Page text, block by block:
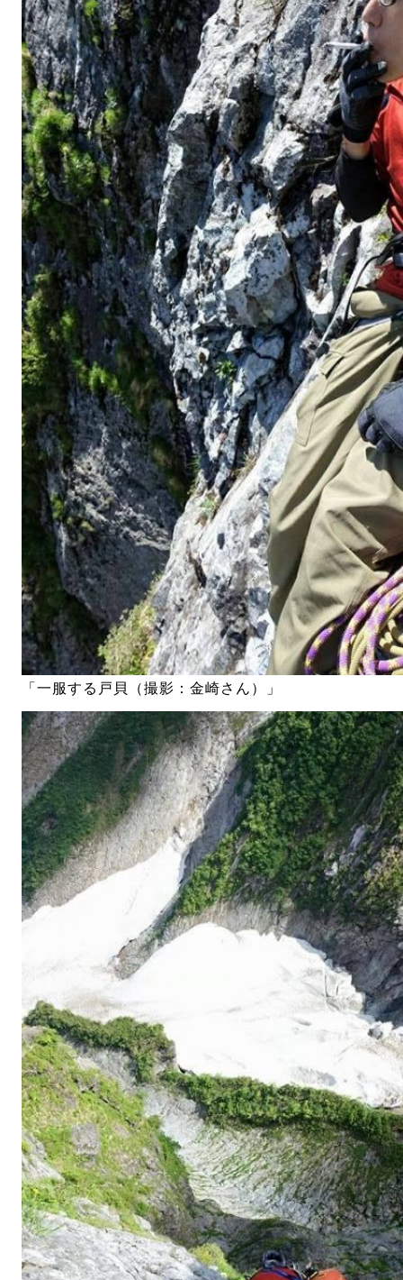
「一服する戸貝（撮影：金崎さん）」